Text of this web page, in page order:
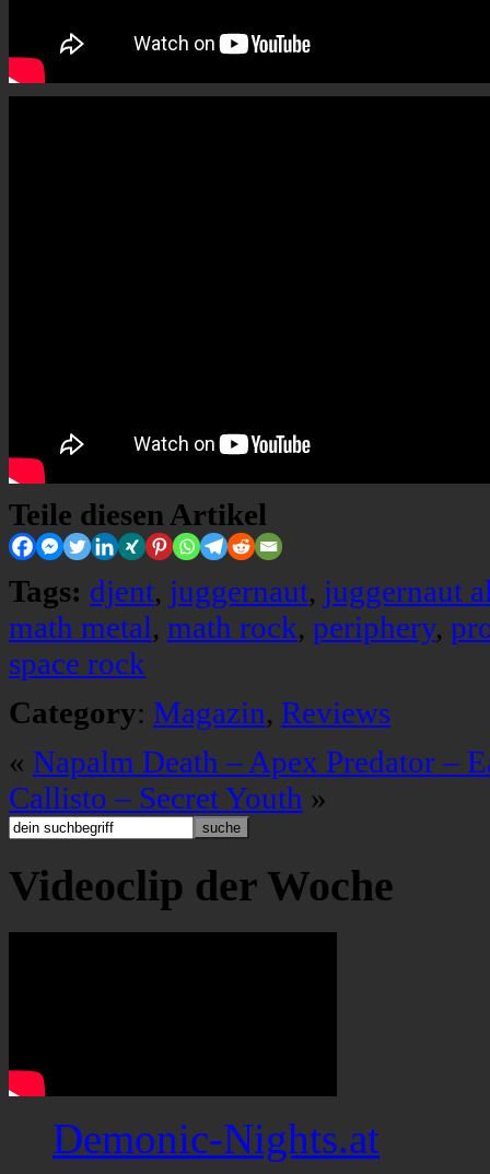
Teile diesen Artikel
Tags: djent, juggernaut, juggernaut
math metal, math rock, periphery,
space rock
Category: Magazin, Reviews
« Napalm Death – Apex Predator –
Callisto – Secret Youth »
Videoclip der Woche
Demonic-Nights.at